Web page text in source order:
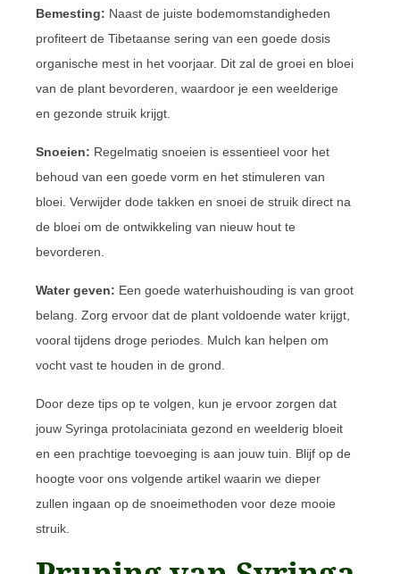
Bemesting: Naast de juiste bodemomstandigheden
profiteert de Tibetaanse sering van een goede dosis
organische mest in het voorjaar. Dit zal de groei en bloei
van de plant bevorderen, waardoor je een weelderige
en gezonde struik krijgt.
Snoeien: Regelmatig snoeien is essentieel voor het
behoud van een goede vorm en het stimuleren van
bloei. Verwijder dode takken en snoei de struik direct na
de bloei om de ontwikkeling van nieuw hout te
bevorderen.
Water geven: Een goede waterhuishouding is van groot
belang. Zorg ervoor dat de plant voldoende water krijgt,
vooral tijdens droge periodes. Mulch kan helpen om
vocht vast te houden in de grond.
Door deze tips op te volgen, kun je ervoor zorgen dat
jouw Syringa protolaciniata gezond en weelderig bloeit
en een prachtige toevoeging is aan jouw tuin. Blijf op de
hoogte voor ons volgende artikel waarin we dieper
zullen ingaan op de snoeimethoden voor deze mooie
struik.